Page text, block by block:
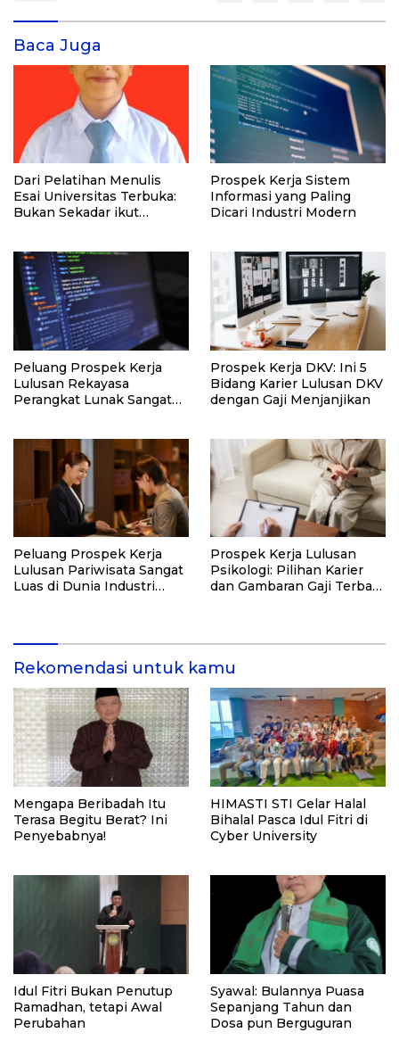
Baca Juga
Dari Pelatihan Menulis
Esai Universitas Terbuka:
Bukan Sekadar ikut
Prospek Kerja Sistem
Informasi yang Paling
Dicari Industri Modern
Peluang Prospek Kerja
Lulusan Rekayasa
Perangkat Lunak Sangat
Prospek Kerja DKV: Ini 5
Bidang Karier Lulusan DKV
dengan Gaji Menjanjikan
Peluang Prospek Kerja
Lulusan Pariwisata Sangat
Luas di Dunia Industri
Prospek Kerja Lulusan
Psikologi: Pilihan Karier
dan Gambaran Gaji Terbaru
Rekomendasi untuk kamu
Mengapa Beribadah Itu
Terasa Begitu Berat? Ini
Penyebabnya!
HIMASTI STI Gelar Halal
Bihalal Pasca Idul Fitri di
Cyber University
Idul Fitri Bukan Penutup
Ramadhan, tetapi Awal
Perubahan
Syawal: Bulannya Puasa
Sepanjang Tahun dan
Dosa pun Berguguran